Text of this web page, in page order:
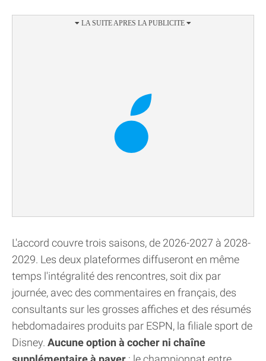
L'accord couvre trois saisons, de 2026-2027 à 2028-
2029. Les deux plateformes diffuseront en même
temps l'intégralité des rencontres, soit dix par
journée, avec des commentaires en français, des
consultants sur les grosses affiches et des résumés
hebdomadaires produits par ESPN, la filiale sport de
Disney. Aucune option à cocher ni chaîne